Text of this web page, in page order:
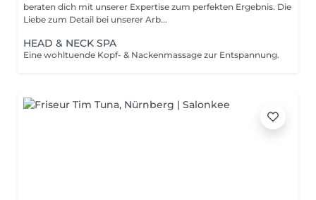
beraten dich mit unserer Expertise zum perfekten Ergebnis. Die
Liebe zum Detail bei unserer Arb...
HEAD & NECK SPA
Eine wohltuende Kopf- & Nackenmassage zur Entspannung.